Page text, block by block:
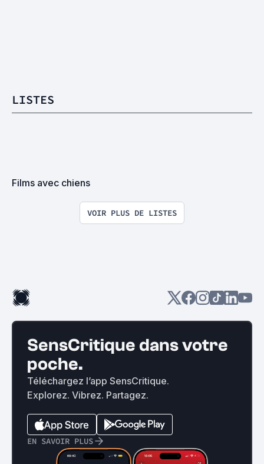
LISTES
Films avec chiens
VOIR PLUS DE LISTES
SensCritique dans votre
poche.
Téléchargez l’app SensCritique.
Explorez. Vibrez. Partagez.
EN SAVOIR PLUS